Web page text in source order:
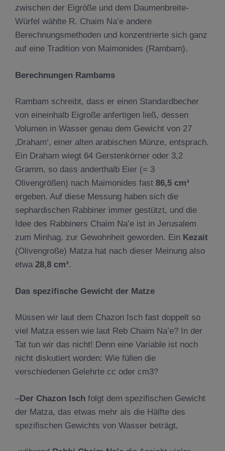
zwischen der Eigröße und dem Daumenbreite-
Würfel wählte R. Chaim Na’e andere
Berechnungsmethoden und konzentrierte sich ganz
auf eine Tradition von Maimonides (Rambam).
Berechnungen Rambams
Rambam schreibt, dass er einen Standardbecher
von eineinhalb Eigroße anfertigen ließ, dessen
Volumen in Wasser genau dem Gewicht von 27
‚Draham‘, einer alten arabischen Münze, entsprach.
Ein Draham wiegt 64 Gerstenkörner oder 3,2
Gramm, so dass anderthalb Eier (= 3
Olivengrößen) nach Maimonides fast 86,5 cm³
ergeben. Auf diese Messung haben sich die
sephardischen Rabbiner immer gestützt, und die
Idee des Rabbiners Chaim Na’e ist in Jerusalem
zum Minhag, zur Gewohnheit geworden. Ein Kezait
(Olivengroße) Matza hat nach dieser Meinung also
etwa 28,8 cm³.
Das spezifische Gewicht der Matze
Müssen wir laut dem Chazon Isch fast doppelt so
viel Matza essen wie laut Reb Chaim Na’e? In der
Tat tun wir das nicht! Denn eine Variable ist noch
nicht diskutiert worden: Wie füllen die
verschiedenen Gelehrte cc oder cm3?
–Der Chazon Isch folgt dem spezifischen Gewicht
der Matza, das etwas mehr als die Hälfte des
spezifischen Gewichts von Wasser beträgt,